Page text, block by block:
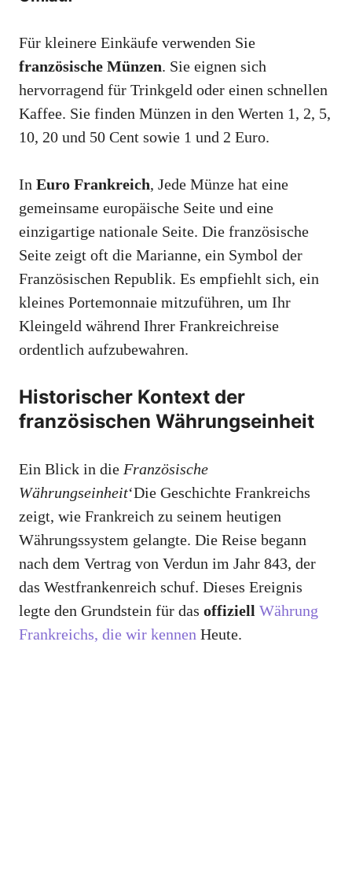
Für kleinere Einkäufe verwenden Sie
französische Münzen. Sie eignen sich
hervorragend für Trinkgeld oder einen schnellen
Kaffee. Sie finden Münzen in den Werten 1, 2, 5,
10, 20 und 50 Cent sowie 1 und 2 Euro.
In Euro Frankreich, Jede Münze hat eine
gemeinsame europäische Seite und eine
einzigartige nationale Seite. Die französische
Seite zeigt oft die Marianne, ein Symbol der
Französischen Republik. Es empfiehlt sich, ein
kleines Portemonnaie mitzuführen, um Ihr
Kleingeld während Ihrer Frankreichreise
ordentlich aufzubewahren.
Historischer Kontext der
französischen Währungseinheit
Ein Blick in die Französische
Währungseinheit‘Die Geschichte Frankreichs
zeigt, wie Frankreich zu seinem heutigen
Währungssystem gelangte. Die Reise begann
nach dem Vertrag von Verdun im Jahr 843, der
das Westfrankenreich schuf. Dieses Ereignis
legte den Grundstein für das offiziell Währung
Frankreichs, die wir kennen Heute.